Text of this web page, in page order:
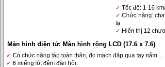
Tốc độ: 1-16
Chức năng:
tạ
Hiển thị 12
Màn hình điện tử: Màn hình rộng LCD (17.6 x 7.6)
Có chức năng tập toàn thân, đo mạch đập qua tay nắm…
6 miếng lót đệm đàn hồi.